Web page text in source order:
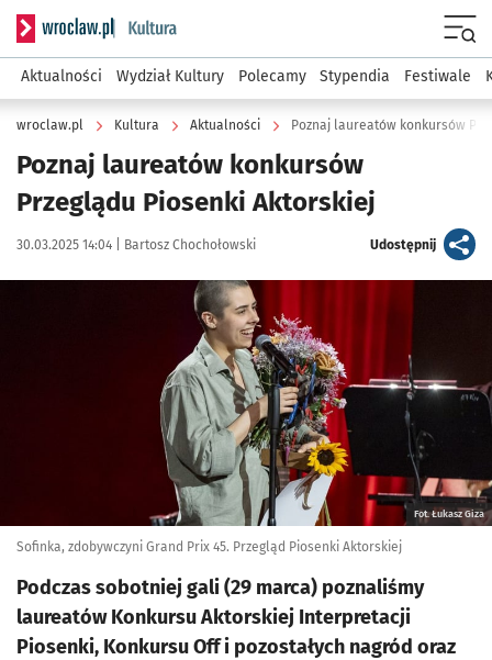
Serwis informacyjny wroclaw.pl podserwis: Kultura
Aktualności Wydział Kultury Polecamy Stypendia Festiwale
wroclaw.pl Kultura Aktualności Poznaj laureatów konkursów PPA
Poznaj laureatów konkursów
Przeglądu Piosenki Aktorskiej
Data publikacji:
30.03.2025 14:04 | Autor:
Bartosz Chochołowski Udostępnijartykuł
Fot. Łukasz Giza
Sofinka, zdobywczyni Grand Prix 45. Przegląd Piosenki Aktorskiej
Podczas sobotniej gali (29 marca) poznaliśmy
laureatów Konkursu Aktorskiej Interpretacji
Piosenki, Konkursu Off i pozostałych nagród oraz